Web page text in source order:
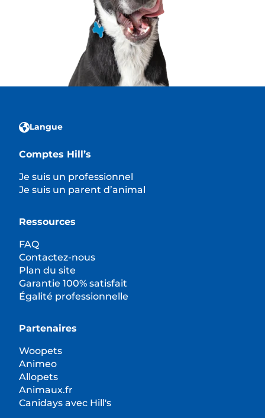
Langue
Comptes Hill’s
Je suis un professionnel
Je suis un parent d’animal
Ressources
FAQ
Contactez-nous
Plan du site
Garantie 100% satisfait
Égalité professionnelle
Partenaires
Woopets
Animeo
Allopets
Animaux.fr
Canidays avec Hill's